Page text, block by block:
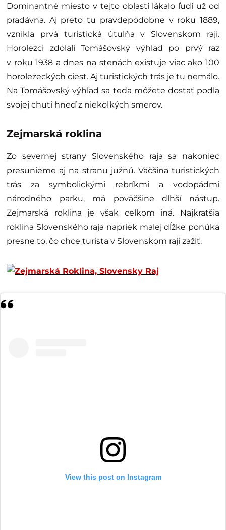
Dominantné miesto v tejto oblastí lákalo ľudí už od
pradávna. Aj preto tu pravdepodobne v roku 1889,
vznikla prvá turistická útulňa v Slovenskom raji.
Horolezci zdolali Tomášovský výhľad po prvý raz
v roku 1938 a dnes na stenách existuje viac ako 100
horolezeckých ciest. Aj turistických trás je tu nemálo.
Na Tomášovský výhľad sa teda môžete dostať podľa
svojej chuti hneď z niekoľkých smerov.
Zejmarská roklina
Zo severnej strany Slovenského raja sa nakoniec
presunieme aj na stranu južnú. Väčšina turistických
trás za symbolickými rebríkmi a vodopádmi
národného parku, má poväčšine dlhší nástup.
Zejmarská roklina je však celkom iná. Najkratšia
roklina Slovenského raja napriek malej dĺžke ponúka
presne to, čo chce turista v Slovenskom raji zažiť.
View this post on Instagram